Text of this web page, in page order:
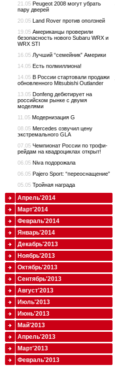
21.05 Peugeot 2008 могут убрать
пару дверей
20.05 Land Rover против оползней
19.05 Американцы проверили
безопасность нового Subaru WRX и
WRX STI
16.05 Лучший “семейник” Америки
14.05 Есть полмиллиона!
14.05 В России стартовали продажи
обновленного Mitsubishi Outlander
13.05 Donfeng дебютирует на
российском рынке с двумя
моделями
11.05 Модернизация G
08.05 Mercedes озвучил цену
экстремального GLA
07.05 Чемпионат России по трофи-
рейдам на квадроциклах открыт!
06.05 Niva подорожала
06.05 Pajero Sport: “переоснащение”
05.05 Тройная награда
Апрель'2014
Март'2014
Февраль'2014
Январь'2014
Декабрь'2013
Ноябрь'2013
Октябрь'2013
Сентябрь'2013
Август'2013
Июль'2013
Июнь'2013
Май'2013
Апрель'2013
Март'2013
Февраль'2013